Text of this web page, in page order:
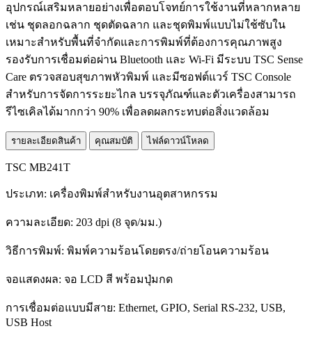
อุปกรณ์เสริมหลายอย่างเพื่อตอบโจทย์การใช้งานที่หลากหลาย
เช่น ชุดลอกฉลาก ชุดตัดฉลาก และชุดพิมพ์แบบไม่ใช้ซับใน
เหมาะสำหรับพื้นที่จำกัดและการพิมพ์ที่ต้องการคุณภาพสูง
รองรับการเชื่อมต่อผ่าน Bluetooth และ Wi-Fi มีระบบ TSC Sense
Care ตรวจสอบสุขภาพหัวพิมพ์ และมีซอฟต์แวร์ TSC Console
สำหรับการจัดการระยะไกล บรรจุภัณฑ์และตัวเครื่องสามารถ
รีไซเคิลได้มากกว่า 90% เพื่อลดผลกระทบต่อสิ่งแวดล้อม
รายละเอียดสินค้า คุณสมบัติ ไฟล์ดาวน์โหลด
TSC MB241T
ประเภท: เครื่องพิมพ์สำหรับงานอุตสาหกรรม
ความละเอียด: 203 dpi (8 จุด/มม.)
วิธีการพิมพ์: พิมพ์ความร้อนโดยตรง/ถ่ายโอนความร้อน
จอแสดงผล: จอ LCD สี พร้อมปุ่มกด
การเชื่อมต่อแบบมีสาย: Ethernet, GPIO, Serial RS-232, USB,
USB Host